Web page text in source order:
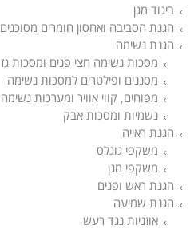
ביגוד מגן
הגנת הסביבה ואחסון חומרים מסוכנים
הגנת נשימה
מסכות נשימה חצי פנים ומסכות גז
מסננים ופילטרים למסכות נשימה
מפוחים, קווי אוויר ומערכות נשימה
נשמיות ומסכות אבק
הגנת ראייה
משקפי גוגלס
משקפי מגן
הגנת ראש ופנים
הגנת שמיעה
אוזניות נגד רעש